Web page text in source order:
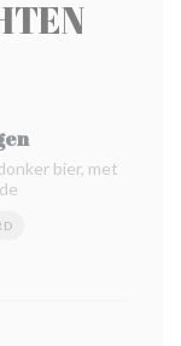
bier, met